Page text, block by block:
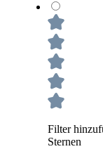
Filter
Sternen